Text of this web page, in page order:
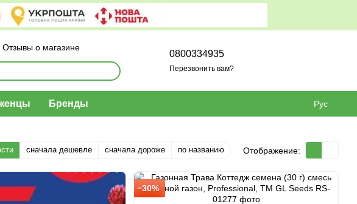
Отзывы о магазине
0800334935
Перезвонить вам?
Бренды Рус
сначала дешевле сначала дороже по названию Отображение:
−30%